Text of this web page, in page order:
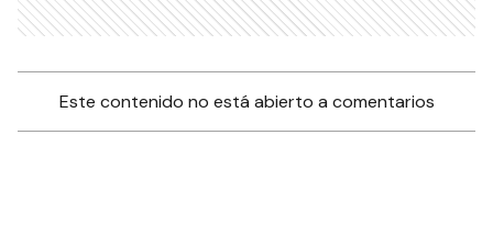
Este contenido no está abierto a comentarios